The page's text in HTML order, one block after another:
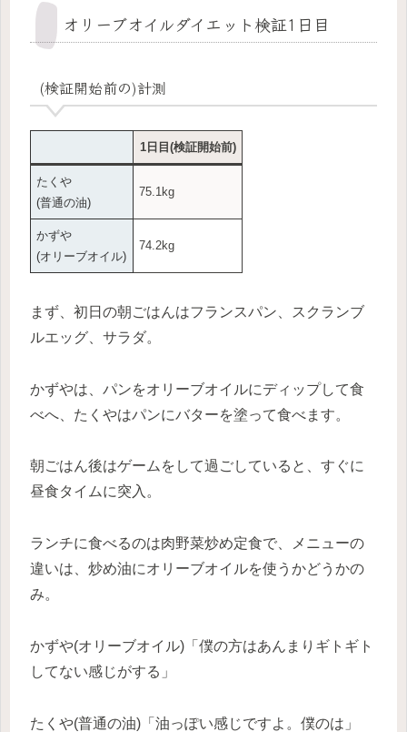
オリーブオイルダイエット検証1日目
(検証開始前の)計測
1日目(検証開始前)
たくや
(普通の油)
75.1kg
かずや
(オリーブオイル)
74.2kg
まず、初日の朝ごはんはフランスパン、スクランブ
ルエッグ、サラダ。
かずやは、パンをオリーブオイルにディップして食
べへ、たくやはパンにバターを塗って食べます。
朝ごはん後はゲームをして過ごしていると、すぐに
昼食タイムに突入。
ランチに食べるのは肉野菜炒め定食で、メニューの
違いは、炒め油にオリーブオイルを使うかどうかの
み。
かずや(オリーブオイル)「僕の方はあんまりギトギト
してない感じがする」
たくや(普通の油)「油っぽい感じですよ。僕のは」